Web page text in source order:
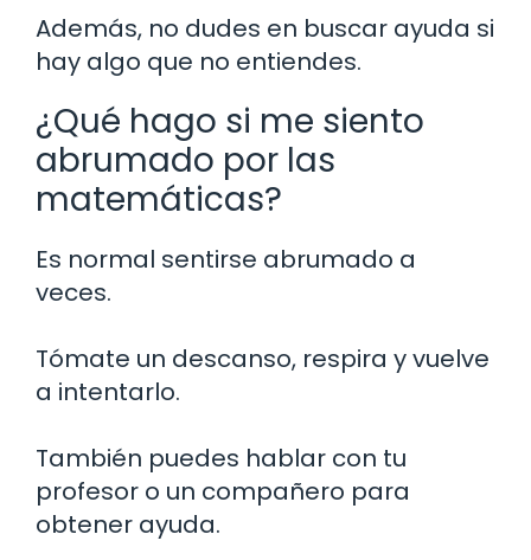
Además, no dudes en buscar ayuda si
hay algo que no entiendes.
¿Qué hago si me siento
abrumado por las
matemáticas?
Es normal sentirse abrumado a
veces.
Tómate un descanso, respira y vuelve
a intentarlo.
También puedes hablar con tu
profesor o un compañero para
obtener ayuda.